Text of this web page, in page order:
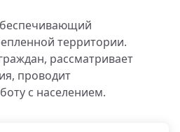
территории.
рассматривает
проводит
с населением.